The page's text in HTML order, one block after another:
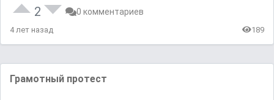
2 0 комментариев
4 лет назад 189
Грамотный протест